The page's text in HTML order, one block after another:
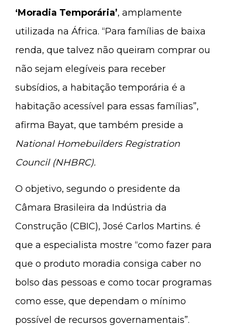
‘Moradia Temporária’, amplamente
utilizada na África. “Para famílias de baixa
renda, que talvez não queiram comprar ou
não sejam elegíveis para receber
subsídios, a habitação temporária é a
habitação acessível para essas famílias”,
afirma Bayat, que também preside a
National Homebuilders Registration
Council (NHBRC).
O objetivo, segundo o presidente da
Câmara Brasileira da Indústria da
Construção (CBIC), José Carlos Martins. é
que a especialista mostre “como fazer para
que o produto moradia consiga caber no
bolso das pessoas e como tocar programas
como esse, que dependam o mínimo
possível de recursos governamentais”.